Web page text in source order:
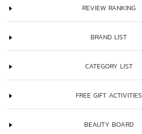
REVIEW RANKING
BRAND LIST
CATEGORY LIST
FREE GIFT ACTIVITIES
BEAUTY BOARD